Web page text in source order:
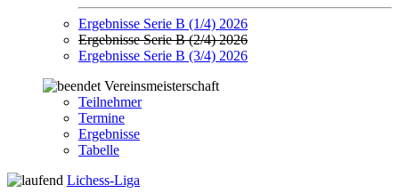
Ergebnisse Serie B (1/4) 2026
Ergebnisse Serie B (2/4) 2026
Ergebnisse Serie B (3/4) 2026
Vereinsmeisterschaft
Teilnehmer
Termine
Ergebnisse
Tabelle
Lichess-Liga